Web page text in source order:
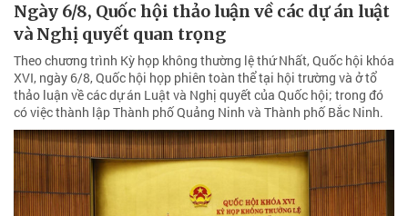
Ngày 6/8, Quốc hội thảo luận về các dự án luật
và Nghị quyết quan trọng
Theo chương trình Kỳ họp không thường lệ thứ Nhất, Quốc hội khóa
XVI, ngày 6/8, Quốc hội họp phiên toàn thể tại hội trường và ở tổ
thảo luận về các dự án Luật và Nghị quyết của Quốc hội; trong đó
có việc thành lập Thành phố Quảng Ninh và Thành phố Bắc Ninh.